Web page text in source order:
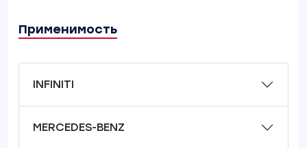
Применимость
INFINITI
MERCEDES-BENZ